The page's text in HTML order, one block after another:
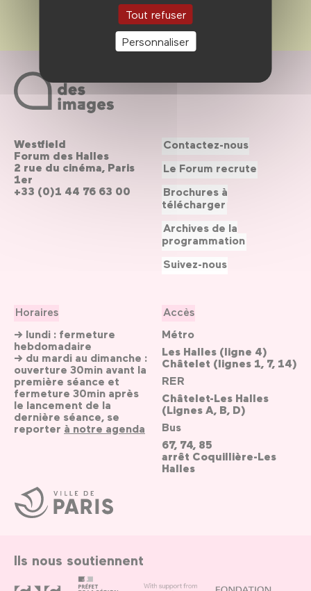
Tout refuser
Personnaliser
Ville
de
Paris
Westfield
Forum des Halles
2 rue du cinéma, Paris
1er
+33 (0)1 44 76 63 00
Horaires
→ lundi : fermeture
hebdomadaire
→ du mardi au dimanche :
ouverture 30min avant la
première séance et
fermeture 30min après
le lancement de la
dernière séance, se
reporter à notre agenda
Accès
Métro
Les Halles (ligne 4)
Châtelet (lignes 1, 7, 14)
RER
Châtelet-Les Halles
(Lignes A, B, D)
Bus
67, 74, 85
arrêt Coquillière-Les
Halles
Contactez-nous
Le Forum recrute
Brochures à
télécharger
Archives de la
programmation
Suivez-nous
Ils nous soutiennent